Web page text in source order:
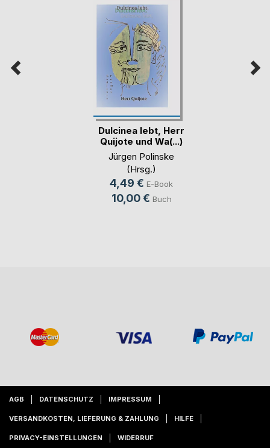
Dulcinea lebt, Herr
Quijote und Wa(...)
Jürgen Polinske
(Hrsg.)
4,49 € E-Book
10,00 € Buch
AGB DATENSCHUTZ IMPRESSUM
VERSANDKOSTEN, LIEFERUNG & ZAHLUNG HILFE
PRIVACY-EINSTELLUNGEN WIDERRUF